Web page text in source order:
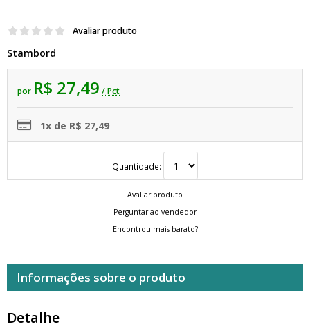
Avaliar produto
Stambord
por R$ 27,49 / Pct
1x de R$ 27,49
Quantidade:
Avaliar produto
Perguntar ao vendedor
Encontrou mais barato?
Informações sobre o produto
Detalhe